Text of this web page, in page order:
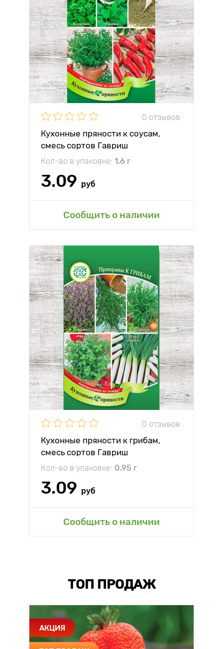
0 отзывов
Кухонные пряности к соусам,
смесь сортов Гавриш
Кол-во в упаковке: 1.6 г
3.09 руб
Сообщить о наличии
0 отзывов
Кухонные пряности к грибам,
смесь сортов Гавриш
Кол-во в упаковке: 0.95 г
3.09 руб
Сообщить о наличии
ТОП ПРОДАЖ
АКЦИЯ